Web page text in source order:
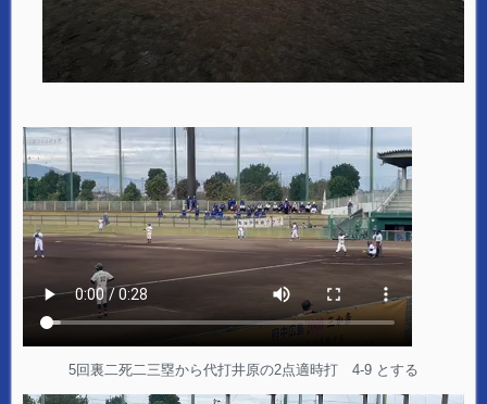
5回裏二死二三塁から代打井原の2点適時打 4-9 とする